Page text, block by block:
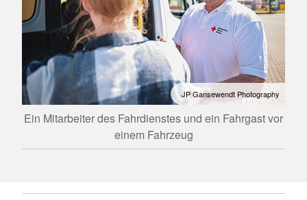
JP Gansewendt Photography
Ein Mitarbeiter des Fahrdienstes und ein Fahrgast vor
einem Fahrzeug